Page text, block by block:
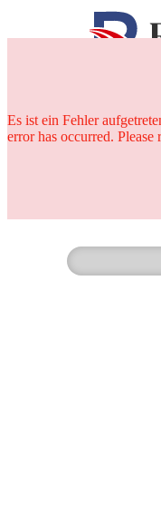
Es ist ein Fehler
error has occurred. Please